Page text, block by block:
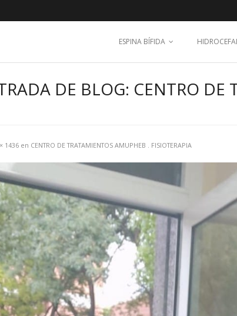
ESPINA BÍFIDA
DE BLOG: CENTRO DE
1436 en CENTRO DE TRATAMIENTOS AMUPHEB . FISIOTERAPIA